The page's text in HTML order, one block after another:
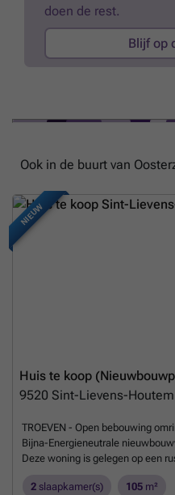
doen de rest.
Blijf op
Ook in de buurt van
NIEUW
Huis te koop
9520 Sint-Lievens-Houtem
TROEVEN - Open bebouwing
Bijna-Energieneutrale
Deze woning is gelegen op een
om te wonen in de pittoreske
2 slaapkamer(s) 105 m²